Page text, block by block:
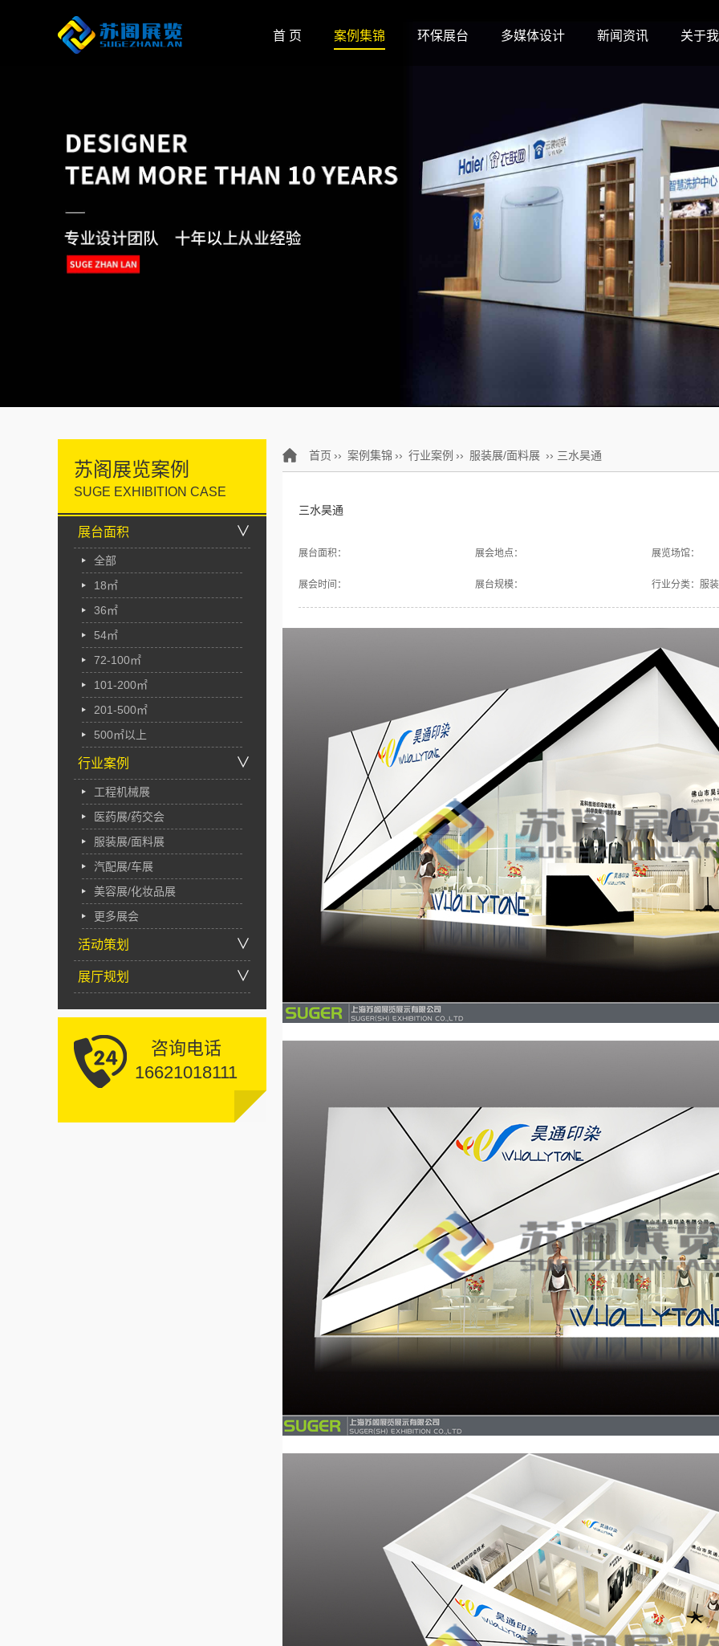
首 页 案例集锦 环保展台 多媒体设计 新闻资讯 关于
苏阁展览案例
SUGE EXHIBITION CASE
∨
展台面积
全部
18㎡
36㎡
54㎡
72-100㎡
101-200㎡
201-500㎡
500㎡以上
∨
行业案例
工程机械展
医药展/药交会
服装展/面料展
汽配展/车展
美容展/化妆品展
更多展会
∨
活动策划
∨
展厅规划
咨询电话
16621018111
首页 ›› 案例集锦 ›› 行业案例 ›› 服装展/面料展 ›› 三水昊通
三水昊通
展台面积： 展会地点： 展览场馆：
展会时间： 展台规模： 行业分类：服